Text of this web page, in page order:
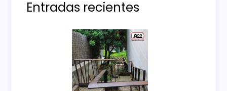
Entradas recientes